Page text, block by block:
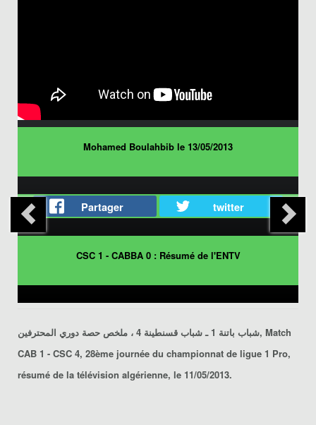
Mohamed Boulahbib le 13/05/2013
Partager twitter
CSC 1 - CABBA 0 : Résumé de l'ENTV
شباب باتنة 1 ـ شباب قسنطينة 4، ملخص حصة دوري المحترفين, Match
CAB 1 - CSC 4, 28ème journée du championnat de ligue 1 Pro,
résumé de la télévision algérienne, le 11/05/2013.